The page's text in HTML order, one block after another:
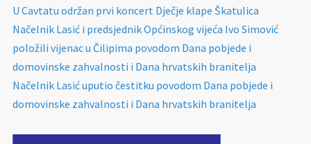
U Cavtatu održan prvi koncert Dječje klape Škatulica
Načelnik Lasić i predsjednik Općinskog vijeća Ivo Simović
položili vijenac u Čilipima povodom Dana pobjede i
domovinske zahvalnosti i Dana hrvatskih branitelja
Načelnik Lasić uputio čestitku povodom Dana pobjede i
domovinske zahvalnosti i Dana hrvatskih branitelja